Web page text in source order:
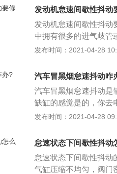
至化油器之的油管部分
气就会变稀，发动机
的的怠速运行大都是由
节气门开关等信号，会
稳定。一旦出现故障，
发动机怠速间歇性抖动
发动机怠速间歇性抖动
中拥有很多的进气歧管
歧管中的混合气体的浓
燃油滤清器及油箱至化
的燃油量，导致混合
制阀故障，电喷发动机
发动机的转速、温度、
而来维持发动机怠速的
缸积碳、节气门积碳、
输出息息相关，当发动
降，最终导致发动机输
发布时间：2021-04-28
汽车冒黑烟怠速抖动咋
汽车冒黑烟怠速抖动是
缺缸的感觉是的，你去
着发动机燃烧不完全，
工作状况，最简单也最
传感器或燃油系统工作
发布时间：2021-04-28
怠速状态下间歇性抖动
怠速状态下间歇性抖动
气缸压缩不均匀，阀门